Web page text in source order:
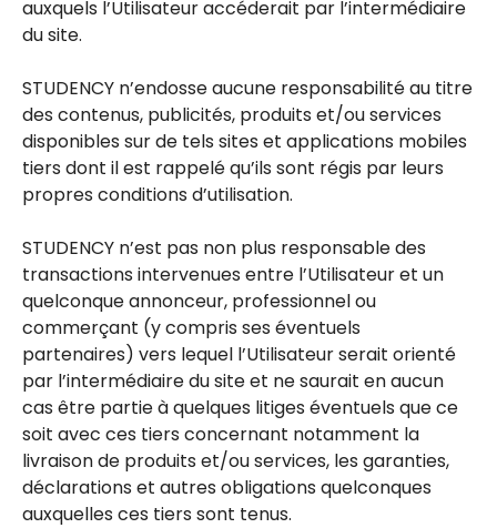
auxquels l’Utilisateur accéderait par l’intermédiaire
du site.
STUDENCY n’endosse aucune responsabilité au titre
des contenus, publicités, produits et/ou services
disponibles sur de tels sites et applications mobiles
tiers dont il est rappelé qu’ils sont régis par leurs
propres conditions d’utilisation.
STUDENCY n’est pas non plus responsable des
transactions intervenues entre l’Utilisateur et un
quelconque annonceur, professionnel ou
commerçant (y compris ses éventuels
partenaires) vers lequel l’Utilisateur serait orienté
par l’intermédiaire du site et ne saurait en aucun
cas être partie à quelques litiges éventuels que ce
soit avec ces tiers concernant notamment la
livraison de produits et/ou services, les garanties,
déclarations et autres obligations quelconques
auxquelles ces tiers sont tenus.